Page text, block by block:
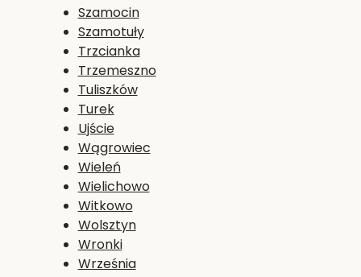
Szamocin
Szamotuły
Trzcianka
Trzemeszno
Tuliszków
Turek
Ujście
Wągrowiec
Wieleń
Wielichowo
Witkowo
Wolsztyn
Wronki
Września